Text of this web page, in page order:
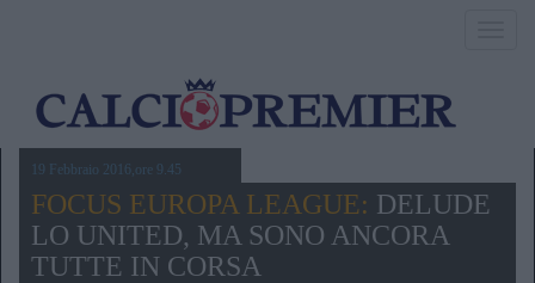
19 Febbraio 2016,ore 9.45
FOCUS EUROPA LEAGUE: DELUDE
LO UNITED, MA SONO ANCORA
TUTTE IN CORSA